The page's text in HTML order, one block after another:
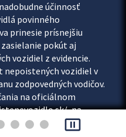
účinnosť
povinného
prinesie prísnejšiu
pokút aj
vozidiel z evidencie.
vozidiel v
zodpovedných vodičov.
na oficiálnom
, na
overiť si...
pause_presentation